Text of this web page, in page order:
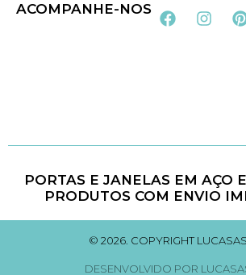
ACOMPANHE-NOS
PORTAS E JANELAS EM AÇO
PRODUTOS COM ENVIO
© 2026. COPYRIGHT
DESENVOLVIDO POR